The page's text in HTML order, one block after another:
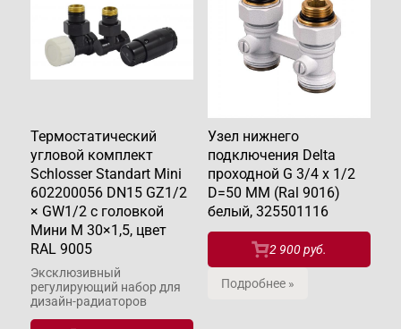
Термостатический
угловой комплект
Schlosser Standart Mini
602200056 DN15 GZ1/2
× GW1/2 с головкой
Мини M 30×1,5, цвет
RAL 9005
Эксклюзивный
регулирующий набор для
дизайн-радиаторов
Узел нижнего
подключения Delta
проходной G 3/4 x 1/2
D=50 MM (Ral 9016)
белый, 325501116
2 900 руб.
Подробнее »